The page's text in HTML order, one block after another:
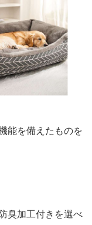
能を備えたものを
臭加工付きを選べ